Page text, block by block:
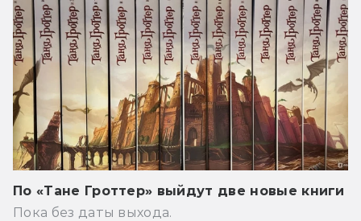
По «Тане Гроттер» выйдут две новые книги
Пока без даты выхода.